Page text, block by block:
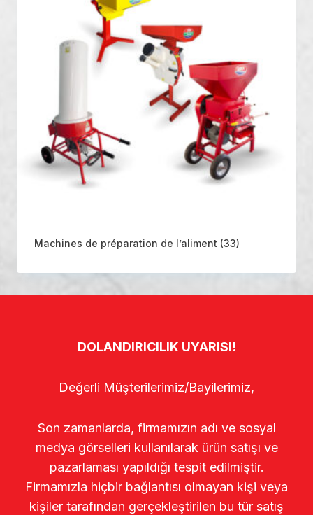
Machines de préparation de l’aliment (33)
DOLANDIRICILIK UYARISI!
Değerli Müşterilerimiz/Bayilerimiz,
Son zamanlarda, firmamızın adı ve sosyal
medya görselleri kullanılarak ürün satışı ve
pazarlaması yapıldığı tespit edilmiştir.
Firmamızla hiçbir bağlantısı olmayan kişi veya
kişiler tarafından gerçekleştirilen bu tür satış